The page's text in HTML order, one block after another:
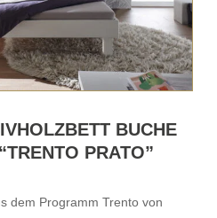
BUCHE
PRATO”
dem Programm Trento von